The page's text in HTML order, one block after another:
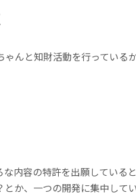
んと知財活動を行っているか
内容の特許を出願している
か、一つの開発に集中して